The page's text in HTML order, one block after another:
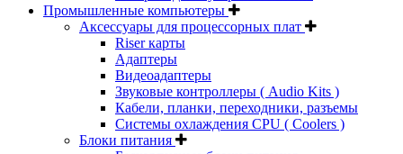
Промышленные компьютеры
Аксессуары для процессорных плат
Riser карты
Адаптеры
Видеоадаптеры
Звуковые контроллеры ( Audio Kits )
Кабели, планки, переходники, разъемы
Системы охлаждения CPU ( Coolers )
Блоки питания